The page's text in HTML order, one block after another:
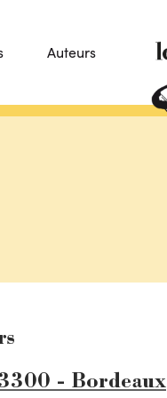
Auteurs
- Bordeaux